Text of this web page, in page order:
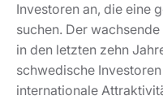
Investoren an, die eine
suchen. Der
in den letzten zehn
schwedische
internationale